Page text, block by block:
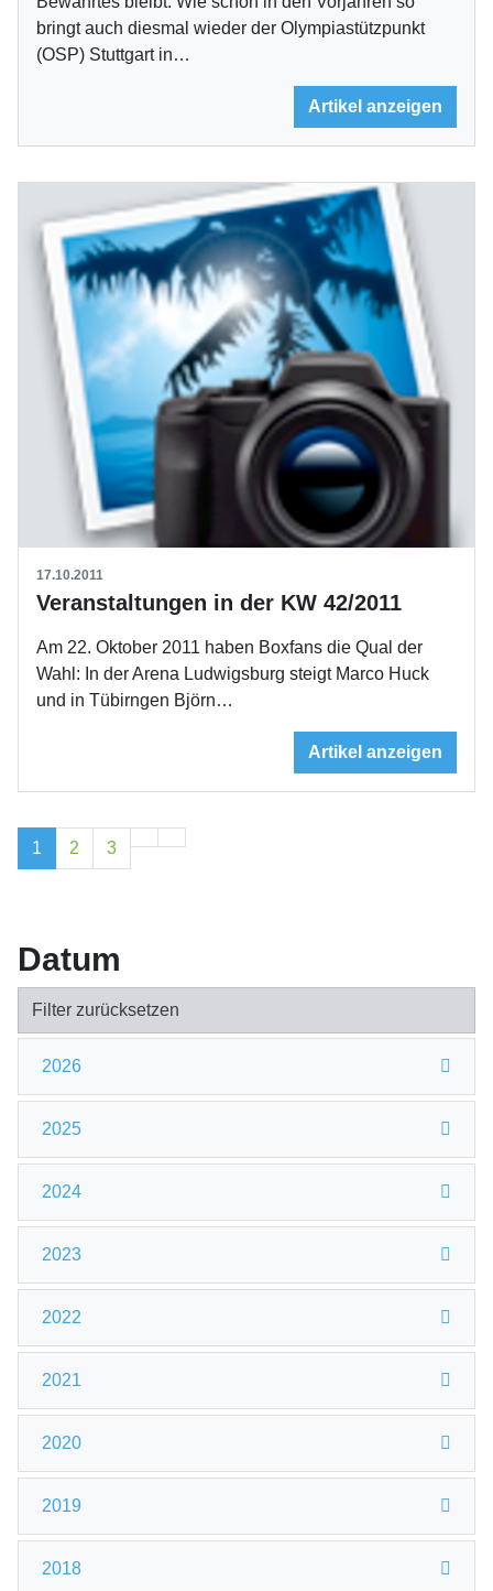
bringt auch diesmal wieder der Olympiastützpunkt
(OSP) Stuttgart in…
Artikel anzeigen
17.10.2011
Veranstaltungen in der KW 42/2011
Am 22. Oktober 2011 haben Boxfans die Qual der
Wahl: In der Arena Ludwigsburg steigt Marco Huck
und in Tübirngen Björn…
Artikel anzeigen
1 2 3
Datum
Filter zurücksetzen
2026
2025
2024
2023
2022
2021
2020
2019
2018